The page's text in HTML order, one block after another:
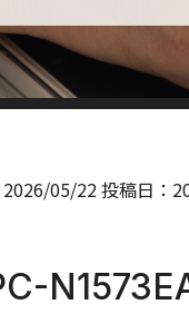
2026/05/22投稿日：